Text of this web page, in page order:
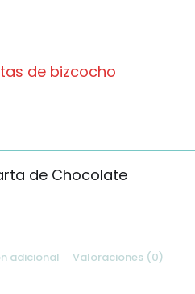
de bizcocho
de Chocolate
adicional Valoraciones (0)